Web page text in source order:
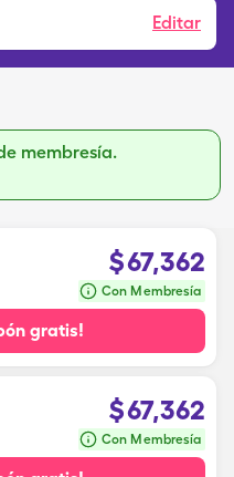
Editar
membresía.
$67,362
Con Membresía
gratis!
$67,362
Con Membresía